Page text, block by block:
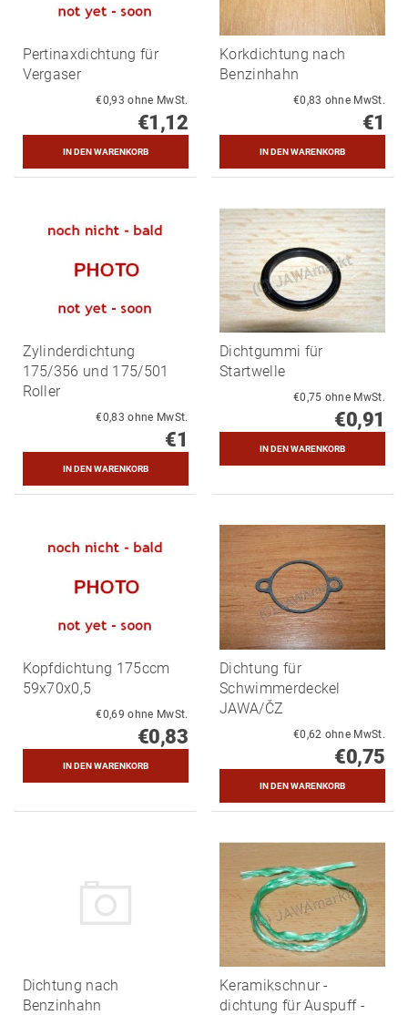
Pertinaxdichtung für
Vergaser
€0,93 ohne MwSt.
€1,12
Korkdichtung nach
Benzinhahn
€0,83 ohne MwSt.
€1
Zylinderdichtung
175/356 und 175/501
Roller
€0,83 ohne MwSt.
€1
Dichtgummi für
Startwelle
€0,75 ohne MwSt.
€0,91
Kopfdichtung 175ccm
59x70x0,5
€0,69 ohne MwSt.
€0,83
Dichtung für
Schwimmerdeckel
JAWA/ČZ
€0,62 ohne MwSt.
€0,75
Dichtung nach
Benzinhahn
Keramikschnur -
dichtung für Auspuff -